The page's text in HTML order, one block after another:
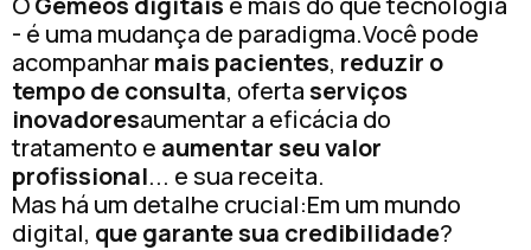
- é uma mudança de paradigma.Você pode
acompanharmais pacientes, reduzir o
tempo de consulta, ofertaserviços
inovadoresaumentar a eficácia do
tratamento e aumentar seu valor
profissional... e sua receita.
Mas há um detalhe crucial:Em um mundo
digital, que garante sua credibilidade?